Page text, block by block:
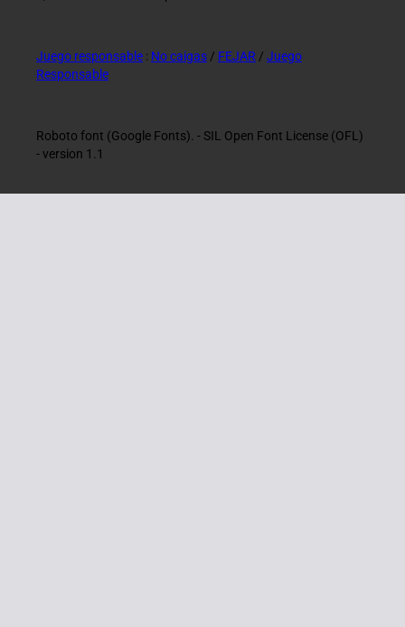
Juego responsable : No caigas / FEJAR / Juego
Responsable
Roboto font (Google Fonts). - SIL Open Font License (OFL)
- version 1.1